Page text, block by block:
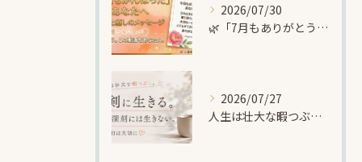
2026/07/30
🌿「7月もありがとうございました🌈暑い夏に、自分を大切にする時間を
2026/07/27
人生は壮大な暇つぶし🌈でも、一日一日は大切に生きる🍀